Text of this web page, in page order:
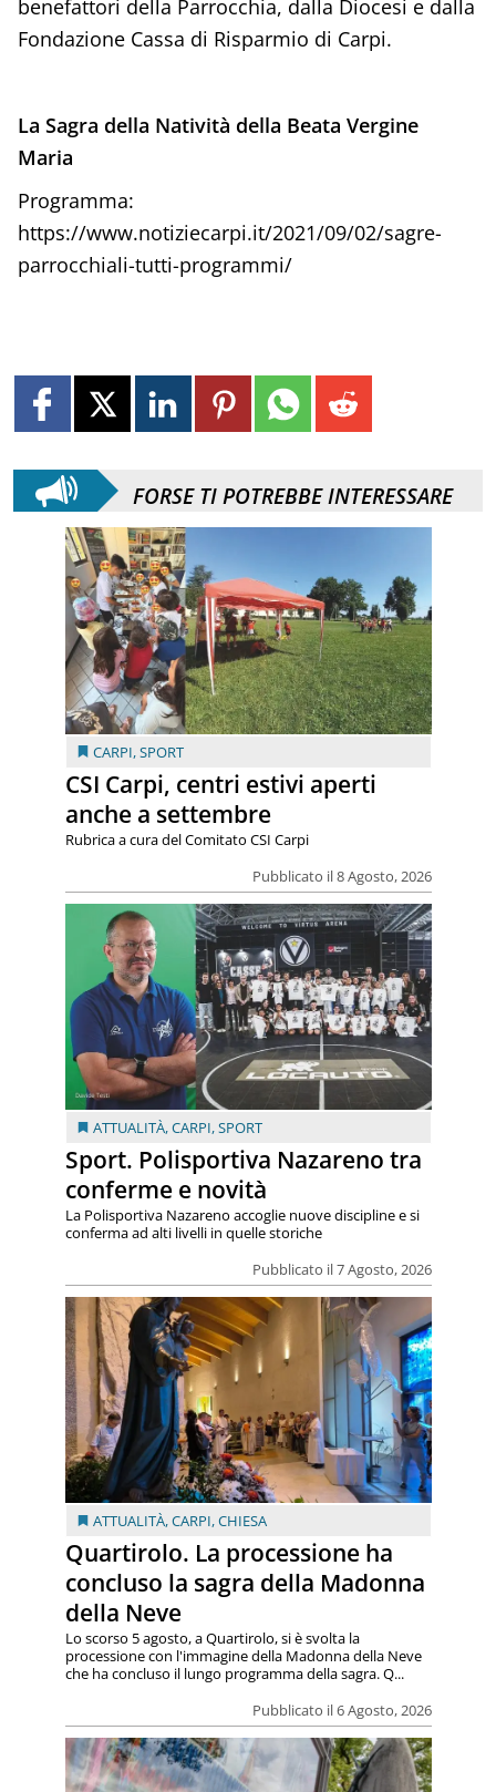
benefattori della Parrocchia, dalla Diocesi e dalla
Fondazione Cassa di Risparmio di Carpi.
La Sagra della Natività della Beata Vergine
Maria
Programma:
https://www.notiziecarpi.it/2021/09/02/sagre-
parrocchiali-tutti-programmi/
FORSE TI POTREBBE INTERESSARE
CARPI,SPORT
CSI Carpi, centri estivi aperti
anche a settembre
Pubblicato il 8 Agosto, 2026
Rubrica a cura del Comitato CSI Carpi
ATTUALITÀ,CARPI,SPORT
Sport. Polisportiva Nazareno tra
conferme e novità
Pubblicato il 7 Agosto, 2026
La Polisportiva Nazareno accoglie nuove discipline e si
conferma ad alti livelli in quelle storiche
ATTUALITÀ,CARPI,CHIESA
Quartirolo. La processione ha
concluso la sagra della Madonna
della Neve
Pubblicato il 6 Agosto, 2026
Lo scorso 5 agosto, a Quartirolo, si è svolta la
processione con l'immagine della Madonna della Neve
che ha concluso il lungo programma della sagra. Q...